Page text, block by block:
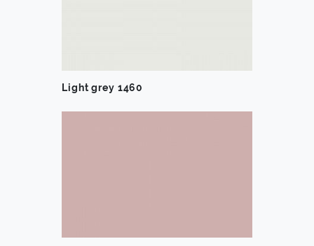
Light grey 1460